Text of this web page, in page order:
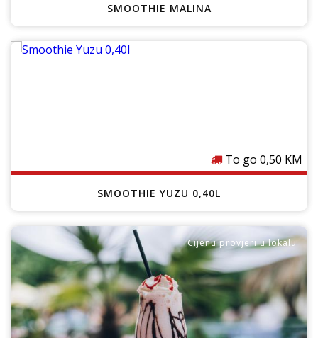
SMOOTHIE MALINA
To go 0,50 KM
SMOOTHIE YUZU 0,40L
Cijenu provjeri u lokalu